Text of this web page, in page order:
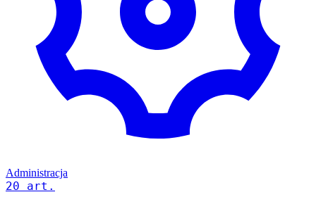
Administracja
20 art.